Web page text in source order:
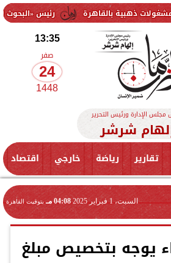
رئيس «البحوث الزراعية» يتفقد
13:35
صفر
24
1448
مجلس الإدارة ورئيس التحرير
شرشر
تقارير رياضة خارجي اقتصاد
السبت، 1 فبراير 2025 04:08 مـ بتوقيت القاهرة
يوجه بتخصيص مبلغ